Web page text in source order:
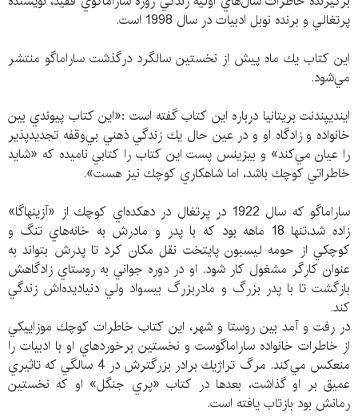
پرتغالي و برنده نوبل ادبيات در سال 1998 است.
اين كتاب يك ماه پيش از نخستين سالگرد درگذشت ساراماگو منتشر
مي‌شود.
اينديپندنت بريتانيا درباره اين كتاب گفته است :«اين كتاب پيوندي بين
خانواده و زادگاه او و در عين حال يك زندگي ذهني بي‌وقفه تجديدپذير
را عيان مي‌كند» و بيزينس پست اين كتاب را كتابي ناميده كه «شايد
خاطراتي كوچك باشد، اما شاهكاري كوچك نيز هست».
ساراماگو كه سال 1922 در پرتغال در دهكده‌اي كوچك از «آزينهاگا»
زاده شد،تنها 18 ماهه بود كه با پدر و مادرش به خانه‌هاي تنگ و
كوچكي از حومه ليسبون پايتخت نقل مكان كرد تا پدرش بتواند به
عنوان كارگر مشغول كار شود. او در دوره جواني به روستاي زادگاهش
بازگشت تا با پدر بزرگ و مادربزرگ بيسواد ولي دنياديده‌اش زندگي
كند.
در رفت و آمد بين روستا و شهر، اين كتاب خاطرات كوچك موزاييكي
از خاطرات خانواده ساراماگوست و نخستين برخوردهاي او با ادبيات را
منعكس مي‌كند. مرگ تراژيك برادر بزرگترش در 4 سالگي كه تاثيري
عميق بر او گذاشت، بعدها در كتاب «پري جنگل» او كه نخستين
رمانش بود بازتاب يافته است.